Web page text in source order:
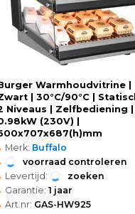
Warmhoudvitrine |
| 30°C/90°C |
Niveaus | Zelfbediening |
(230V) |
Merk: Buffalo
voorraad controleren
Levertijd: zoeken
Garantie: 1 jaar
Art.nr: GAS-HW925